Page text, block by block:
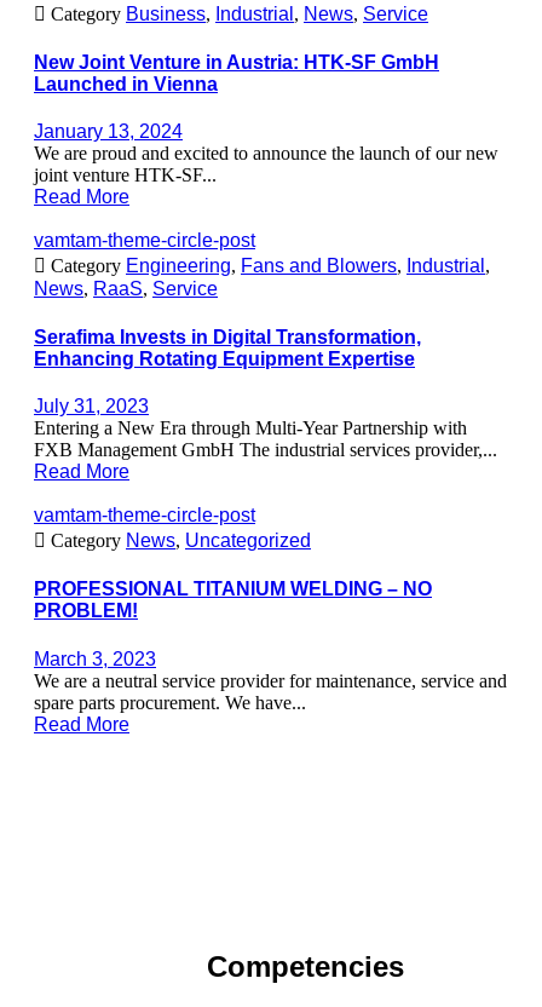
 Category Business, Industrial , News, Service
New Joint Venture in Austria: HTK-SF GmbH
Launched in Vienna
January 13, 2024
We are proud and excited to announce the launch of our new
joint venture HTK-SF...
Read More
vamtam-theme-circle-post
 Category Engineering, Fans and Blowers, Industrial ,
News, RaaS, Service
Serafima Invests in Digital Transformation,
Enhancing Rotating Equipment Expertise
July 31, 2023
Entering a New Era through Multi-Year Partnership with
FXB Management GmbH The industrial services provider,...
Read More
vamtam-theme-circle-post
 Category News, Uncategorized
PROFESSIONAL TITANIUM WELDING – NO
PROBLEM!
March 3, 2023
We are a neutral service provider for maintenance, service and
spare parts procurement. We have...
Read More
Competencies